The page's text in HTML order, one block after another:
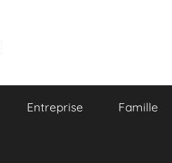
Entreprise Famille